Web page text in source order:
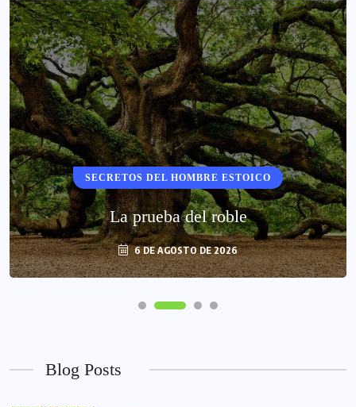
SECRETOS DEL HOMBRE ESTOICO
La prueba del roble
6 DE AGOSTO DE 2026
Blog Posts